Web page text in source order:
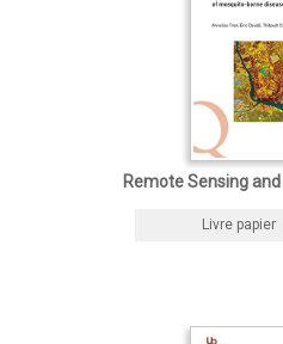
Remote Sensing
Livre papier